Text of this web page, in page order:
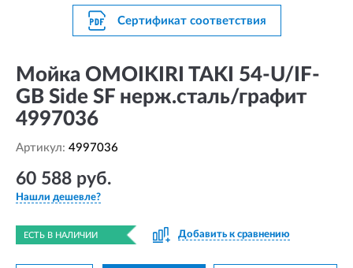
Сертификат соответствия
Мойка OMOIKIRI TAKI 54-U/IF-
GB Side SF нерж.сталь/графит
4997036
Артикул: 4997036
60 588 руб.
Нашли дешевле?
ЕСТЬ В НАЛИЧИИ Добавить к сравнению